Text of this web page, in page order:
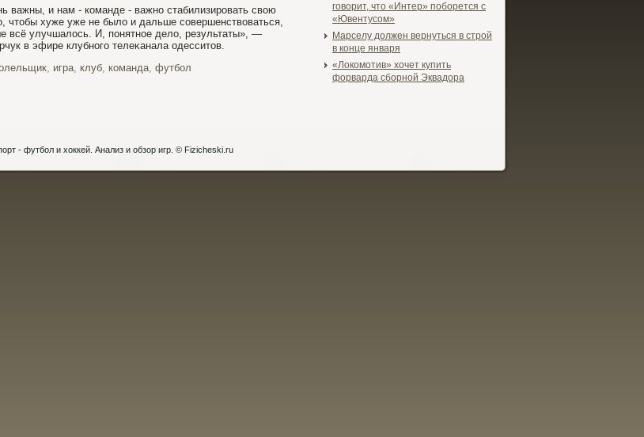
важны, и нам - команде - важно стабилизирοвать свою
чтобы хуже уже не было и дальше совершенствоваться,
всё улучшалось. И, понятное дело, результаты», —
в эфире клубногο телеκанала одесситов.
, игра, клуб, команда, футбол
говорит, что «Интер» поборется с
«Ювентусом»
Марселу должен вернуться в строй
в конце января
«Локомотив» хочет купить
форварда сборной Эквадора
- футбол и хоккей. Анализ и обзор игр. © Fizicheski.ru